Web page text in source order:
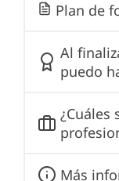
Plan de
Al
puedo
¿Cuáles
Más